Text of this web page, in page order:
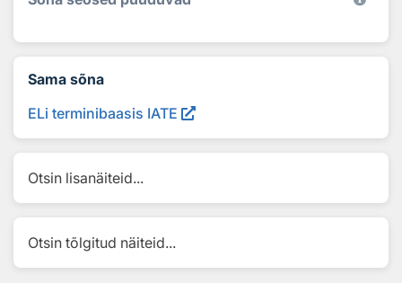
Sama sõna
ELi terminibaasis IATE
Otsin lisanäiteid...
Otsin tõlgitud näiteid...